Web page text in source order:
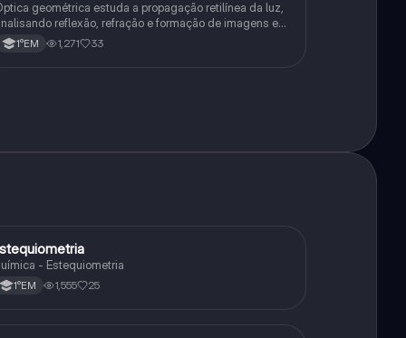
geométrica estuda a propagação retilínea da luz,
reflexão, refração e formação de imagens em
espelhos e lentes. Usa princípios como os de Snell-
Descartes e Fermat.
1°EM 1,271 33
Química
- Estequiometria
1°EM 1,555 25